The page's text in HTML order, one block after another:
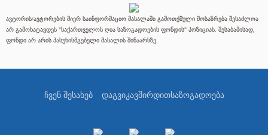
ავტორის/ავტორების მიერ საინფორმაციო მასალაში გამოთქმული მოსაზრება შესაძლოა
არ გამოხატავდეს "საქართველოს ღია საზოგადოების ფონდის" პოზიციას. შესაბამისად,
ფონდი არ არის პასუხისმგებელი მასალის შინაარსზე.
ჩვენ შესახებ დაგვიკავშირდითსაზოგადოება